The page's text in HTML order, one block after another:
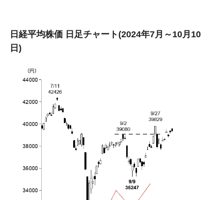
日経平均株価 日足チャート(2024年7月～10月10
日)